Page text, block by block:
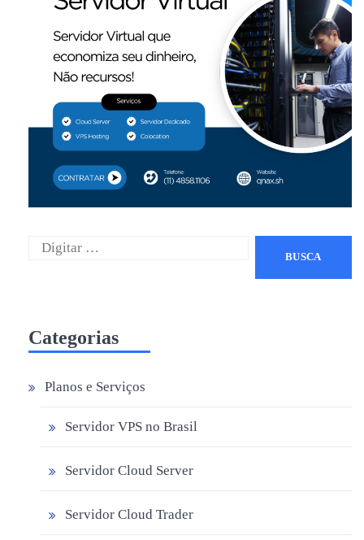
Categorias
Planos e Serviços
Servidor VPS no Brasil
Servidor Cloud Server
Servidor Cloud Trader